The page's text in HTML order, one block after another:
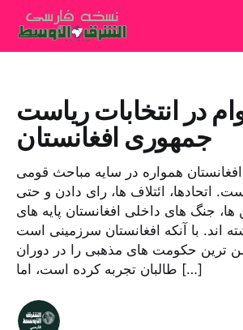
در انتخابات ریاست
جمهوری افغانستان
افغانستان همواره در سایه مباحث قومی
اتحادها، ائتلاف ها، رای دادن و حتی
جنگ های داخلی افغانستان پایه های
اند. با آنکه افغانستان سرزمینی است
ترین حکومت های مذهبی را در دوران
طالبان تجربه کرده است، اما […]